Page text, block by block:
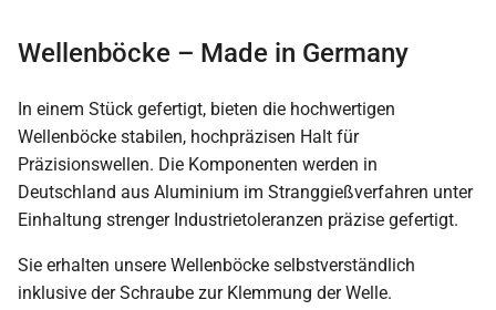
Wellenböcke – Made in Germany
In einem Stück gefertigt, bieten die hochwertigen
Wellenböcke stabilen, hochpräzisen Halt für
Präzisionswellen. Die Komponenten werden in
Deutschland aus Aluminium im Stranggießverfahren unter
Einhaltung strenger Industrietoleranzen präzise gefertigt.
Sie erhalten unsere Wellenböcke selbstverständlich
inklusive der Schraube zur Klemmung der Welle.